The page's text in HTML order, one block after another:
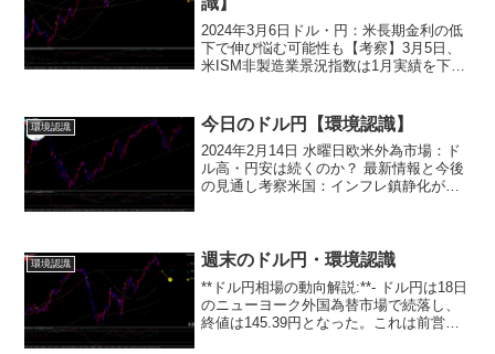
2024年3月6日ドル・円：米長期金利の低
下で伸び悩む可能性も【考察】3月5日、
米ISM非製造業景況指数は1月実績を下回
好調で、業況悪化は限定的。インフレ見
通しは据え...
環境認識 今日のドル円【環境認識】
2024年2月14日 水曜日欧米外為市場：ド
ル高・円安は続くのか？ 最新情報と今後
の見通し考察米国：インフレ鎮静化が遅
ぶりのマ...
環境認識 週末のドル円・環境認識
**ドル円相場の動向解説:**- ドル円は18日
のニューヨーク外国為替市場で続落し、
終値は145.39円となった。これは前営業